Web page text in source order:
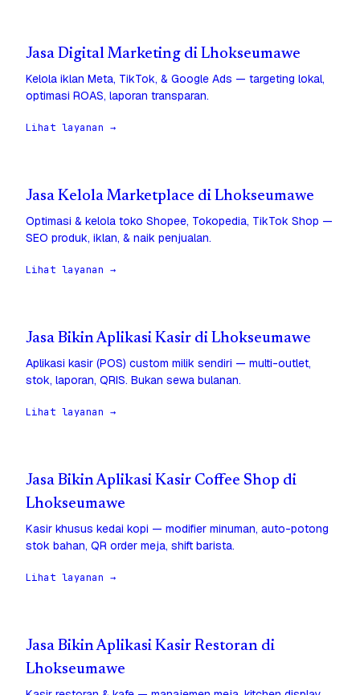
Jasa Digital Marketing di Lhokseumawe
Kelola iklan Meta, TikTok, & Google Ads — targeting lokal,
optimasi ROAS, laporan transparan.
Lihat layanan →
Jasa Kelola Marketplace di Lhokseumawe
Optimasi & kelola toko Shopee, Tokopedia, TikTok Shop —
SEO produk, iklan, & naik penjualan.
Lihat layanan →
Jasa Bikin Aplikasi Kasir di Lhokseumawe
Aplikasi kasir (POS) custom milik sendiri — multi-outlet,
stok, laporan, QRIS. Bukan sewa bulanan.
Lihat layanan →
Jasa Bikin Aplikasi Kasir Coffee Shop di
Lhokseumawe
Kasir khusus kedai kopi — modifier minuman, auto-potong
stok bahan, QR order meja, shift barista.
Lihat layanan →
Jasa Bikin Aplikasi Kasir Restoran di
Lhokseumawe